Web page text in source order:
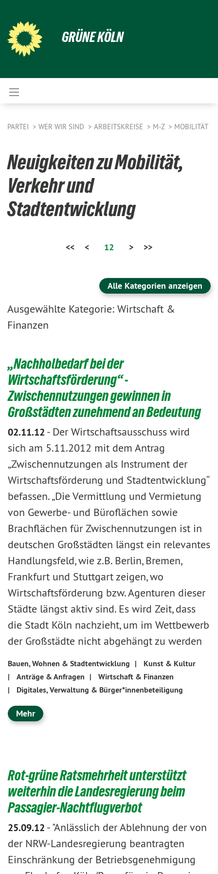
GRÜNE KÖLN
PARTEI WER WIR SIND ARBEITSKREISE M-Z MOBILITÄT
Neuigkeiten zu Mobilität,
Verkehr und
Stadtentwicklung
<< < 12 > >>
Alle Kategorien anzeigen
Ausgewählte Kategorie: Wirtschaft &
Finanzen
„Nachholbedarf bei der
Wirtschaftsförderung“ -
Zwischennutzungen gewinnen in
Großstädten zunehmend an Bedeutung
02.11.12 - Der Wirtschaftsausschuss wird
sich am 5.11.2012 mit dem Antrag
„Zwischennutzungen als Instrument der
Wirtschaftsförderung und Stadtentwicklung“
befassen. „Die Vermittlung und Vermietung
von Gewerbe- und Büroflächen sowie
Brachflächen für Zwischennutzungen ist in
deutschen Großstädten längst ein relevantes
Handlungsfeld, wie z.B. Berlin, Bremen,
Frankfurt und Stuttgart zeigen, wo
Wirtschaftsförderung bzw. Agenturen dieser
Städte längst aktiv sind. Es wird Zeit, dass
die Stadt Köln nachzieht, um im Wettbewerb
der Großstädte nicht abgehängt zu werden
Bauen, Wohnen & Stadtentwicklung |
Kunst & Kultur
|
Anträge & Anfragen |
Wirtschaft & Finanzen
|
Digitales, Verwaltung & Bürger*innenbeteiligung
Mehr
Rot-grüne Ratsmehrheit unterstützt
weiterhin die Landesregierung beim
Passagier-Nachtflugverbot
25.09.12 - "Anlässlich der Ablehnung der von
der NRW-Landesregierung beantragten
Einschränkung der Betriebsgenehmigung